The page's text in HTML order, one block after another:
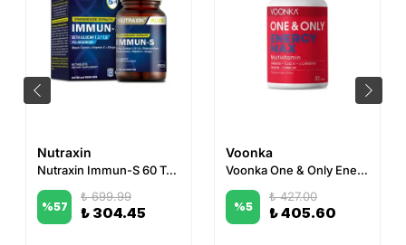
Nutraxin
Nutraxin Immun-S 60 Tablet
%57
₺ 699.99
₺ 304.45
Voonka
Voonka One & Only Energy Max 32 Tablet
%5
₺ 427.00
₺ 405.60